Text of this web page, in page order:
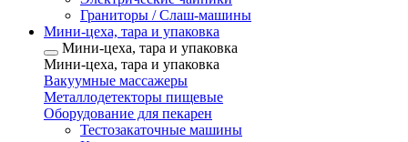
Граниторы / Слаш-машины
Мини-цеха, тара и упаковка
Мини-цеха, тара и упаковка
Мини-цеха, тара и упаковка
Вакуумные массажеры
Металлодетекторы пищевые
Оборудование для пекарен
Тестозакаточные машины